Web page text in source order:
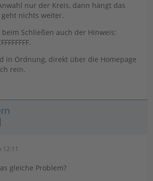
nur der Kreis, dann hängt das
nichts weiter.
Schließen auch der Hinweis:
in Ordnung, direkt über die Homepage
rein.
12:11
gleiche Problem?